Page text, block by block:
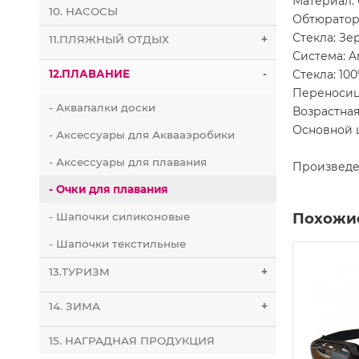
10. НАСОСЫ
11.ПЛЯЖНЫЙ ОТДЫХ +
12.ПЛАВАНИЕ -
- Аквапалки доски
- Аксессуары для Аквааэробики
- Аксессуары для плавания
- Очки для плавания
- Шапочки силиконовые
- Шапочки текстильные
13.ТУРИЗМ +
14. ЗИМА +
15. НАГРАДНАЯ ПРОДУКЦИЯ
Стекла:
Система:
Стекла:
Основной